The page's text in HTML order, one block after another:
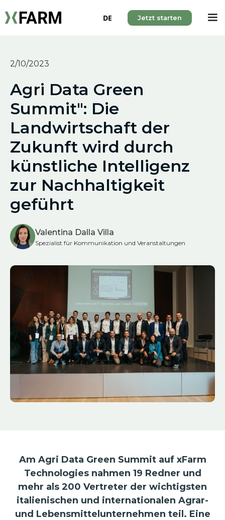
DE Jetzt starten
2/10/2023
Agri Data Green
Summit": Die
Landwirtschaft der
Zukunft wird durch
künstliche Intelligenz
zur Nachhaltigkeit
geführt
Valentina Dalla Villa
Spezialist für Kommunikation und Veranstaltungen
Am Agri Data Green Summit auf xFarm
Technologies nahmen 19 Redner und
mehr als 200 Vertreter der wichtigsten
italienischen und internationalen Agrar-
und Lebensmittelunternehmen teil. Eine